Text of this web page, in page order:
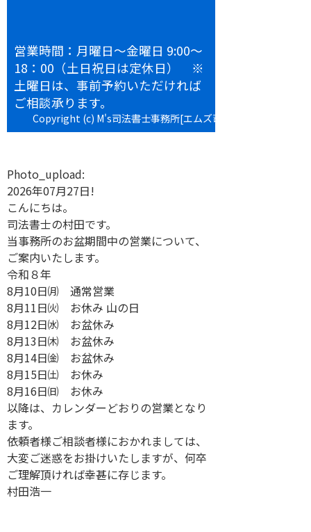
営業時間：月曜日～金曜日 9:00～
18：00（土日祝日は定休日） ※
土曜日は、事前予約いただければ
ご相談承ります。
Copyright (c) M's司法書士事務所[エムズ司法書士事務所] All
Photo_upload:
2026年07月27日!
こんにちは。
司法書士の村田です。
当事務所のお盆期間中の営業について、
ご案内いたします。
令和８年
8月10日㈪ 通常営業
8月11日㈫ お休み 山の日
8月12日㈬ お盆休み
8月13日㈭ お盆休み
8月14日㈮ お盆休み
8月15日㈯ お休み
8月16日㈰ お休み
以降は、カレンダーどおりの営業となり
ます。
依頼者様ご相談者様におかれましては、
大変ご迷惑をお掛けいたしますが、何卒
ご理解頂ければ幸甚に存じます。
村田浩一